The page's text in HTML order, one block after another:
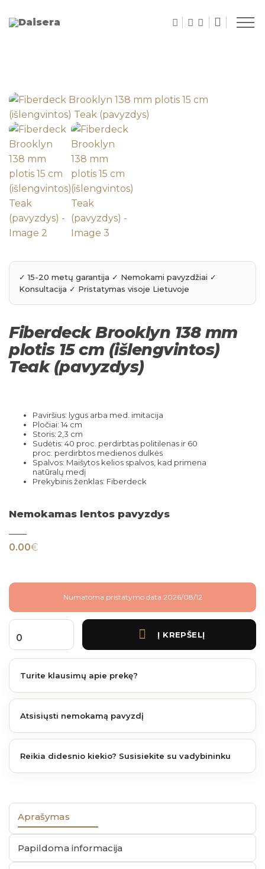
Fiberdeck Brooklyn 138 mm
plotis 15 cm (išlengvintos)
Teak (pavyzdys)
Paviršius: lygus arba med. imitacija
Pločiai: 14 cm
Storis: 2,3 cm
Sudėtis: 40 proc. perdirbtas politilenas ir 60
proc. perdirbtos medienos dulkės
Spalvos: Maišytos kelios spalvos, kad primena
natūralų medį
Prekybinis ženklas: Fiberdeck
Nemokamas lentos pavyzdys
0.00€
Numatoma pristatymo data 2026/08/12
produkto kiekis: Fiberdeck Brooklyn 138 mm plotis 15 cm (išlengvintos) Teak
Į KREPŠELĮ
Turite klausimų apie prekę?
Atsisiųsti nemokamą pavyzdį
Reikia didesnio kiekio? Susisiekite su vadybininku
Aprašymas
Papildoma informacija